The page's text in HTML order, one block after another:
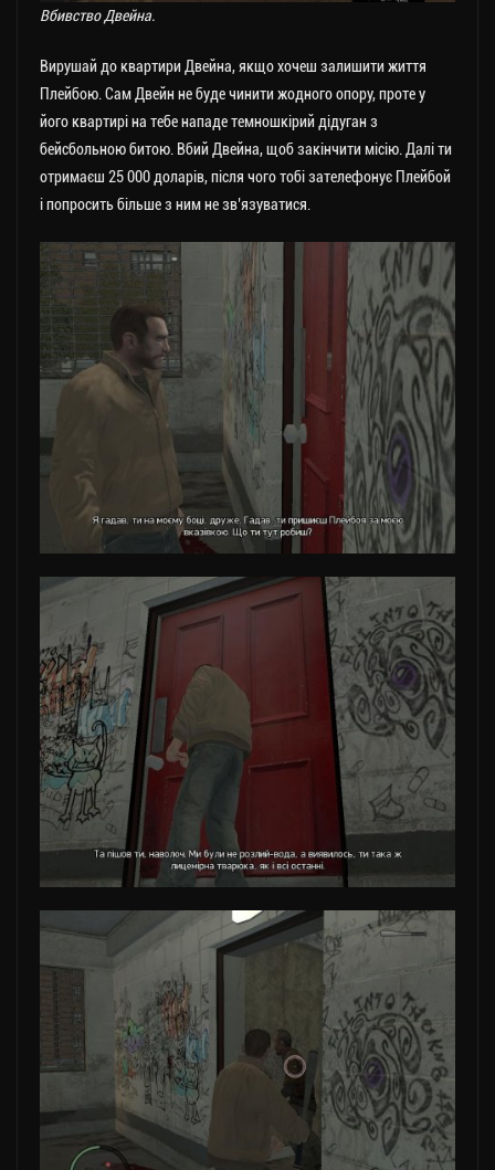
Вбивство Двейна.
Вирушай до квартири Двейна, якщо хочеш залишити життя
Плейбою. Сам Двейн не буде чинити жодного опору, проте у
його квартирі на тебе нападе темношкірий дідуган з
бейсбольною битою. Вбий Двейна, щоб закінчити місію. Далі ти
отримаєш 25 000 доларів, після чого тобі зателефонує Плейбой
і попросить більше з ним не зв’язуватися.